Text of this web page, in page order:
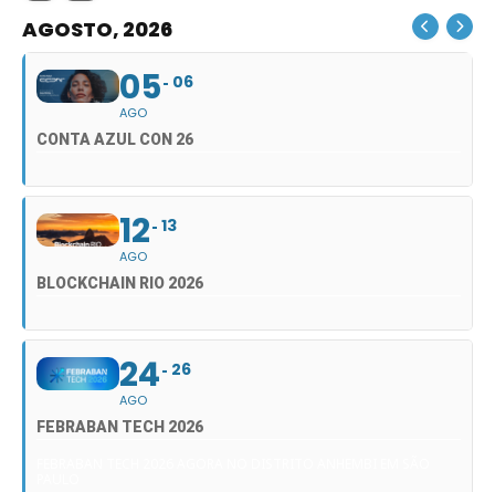
AGOSTO, 2026
05
AGO
06
CONTA AZUL CON 26
12
AGO
13
BLOCKCHAIN RIO 2026
24
AGO
26
FEBRABAN TECH 2026